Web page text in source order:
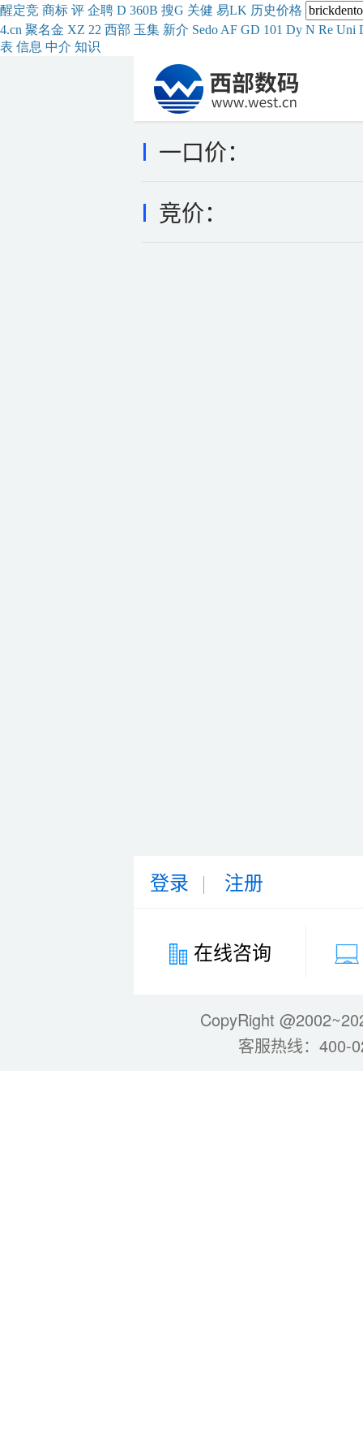
醒定竞 商标 评 企聘 D 360B 搜G 关健 易LK 历史价格
4.cn 聚名金 XZ 22 西部 玉集 新介 Sedo AF GD 101 Dy N Re Uni
表 信息 中介 知识